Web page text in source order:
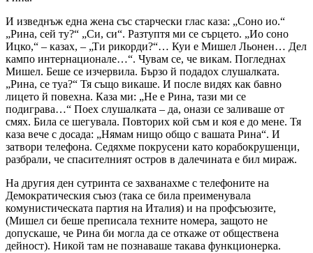
И изведнъж една жена със старчески глас каза: „Соно ио.“
„Рина, сей ту?“ „Си, си“. Разтуптя ми се сърцето. „Ио соно
Ицко,“ – казах, – „Ти рикорди?“… Куи е Мишел Льонен… Дел
кампо интернационале…“. Чувам се, че викам. Погледнах
Мишел. Беше се изчервила. Бързо й подадох слушалката.
„Рина, се туа?“ Тя също викаше. И после видях как бавно
лицето й повехна. Каза ми: „Не е Рина, тази ми се
подиграва…“ Поех слушалката – да, онази се заливаше от
смях. Била се шегувала. Повторих кой съм и коя е до мене. Тя
каза вече с досада: „Нямам нищо общо с вашата Рина“. И
затвори телефона. Седяхме покрусени като корабокрушенци,
разбрали, че спасителният остров в далечината е бил мираж.
На другия ден сутринта се захванахме с телефоните на
Демократическия съюз (така се била преименувала
комунистическата партия на Италия) и на профсъюзите,
(Мишел си беше преписала техните номера, защото не
допускаше, че Рина би могла да се откаже от обществена
дейност). Никой там не познаваше такава функционерка.